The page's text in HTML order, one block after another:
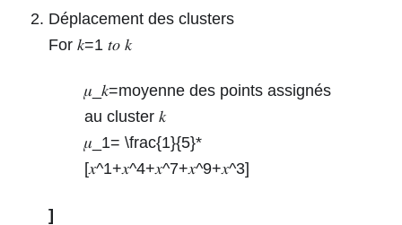
Déplacement des clusters
For 𝑘=1 𝑡𝑜 𝑘
𝜇_𝑘=moyenne des points assignés
au cluster 𝑘
𝜇_1= \frac{1}{5}*
[𝑥^1+𝑥^4+𝑥^7+𝑥^9+𝑥^3]
]